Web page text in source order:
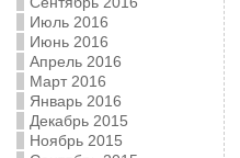
Июль 2016
Июнь 2016
Апрель 2016
Март 2016
Январь 2016
Декабрь 2015
Ноябрь 2015